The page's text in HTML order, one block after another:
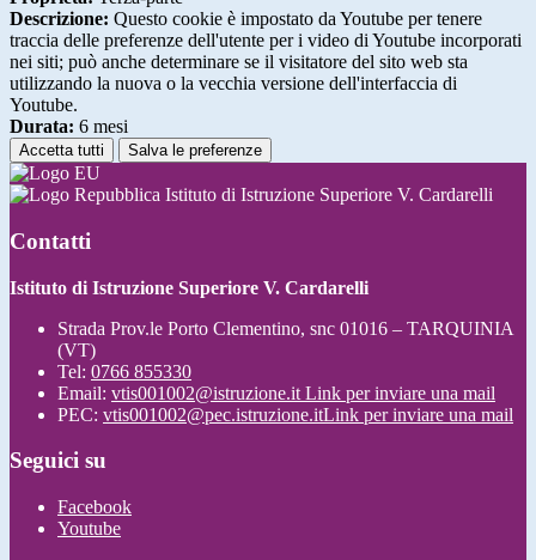
Descrizione: Questo cookie è impostato da Youtube per tenere
traccia delle preferenze dell'utente per i video di Youtube incorporati
nei siti; può anche determinare se il visitatore del sito web sta
utilizzando la nuova o la vecchia versione dell'interfaccia di
Youtube.
Durata: 6 mesi
Accetta tutti Salva le preferenze
Istituto di Istruzione Superiore V. Cardarelli
Contatti
Istituto di Istruzione Superiore V. Cardarelli
Strada Prov.le Porto Clementino, snc 01016 – TARQUINIA
(VT)
Tel: 0766 855330
Email: vtis001002@istruzione.it Link per inviare una mail
PEC: vtis001002@pec.istruzione.itLink per inviare una mail
Seguici su
Facebook
Youtube